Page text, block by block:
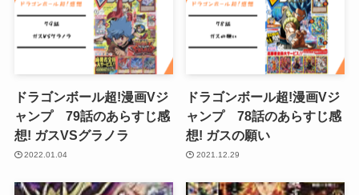
ドラゴンボール超!漫画Vジ
ャンプ 79話のあらすじ感
想! ガスVSグラノラ
2022.01.04
ドラゴンボール超!漫画Vジ
ャンプ 78話のあらすじ感
想! ガスの願い
2021.12.29